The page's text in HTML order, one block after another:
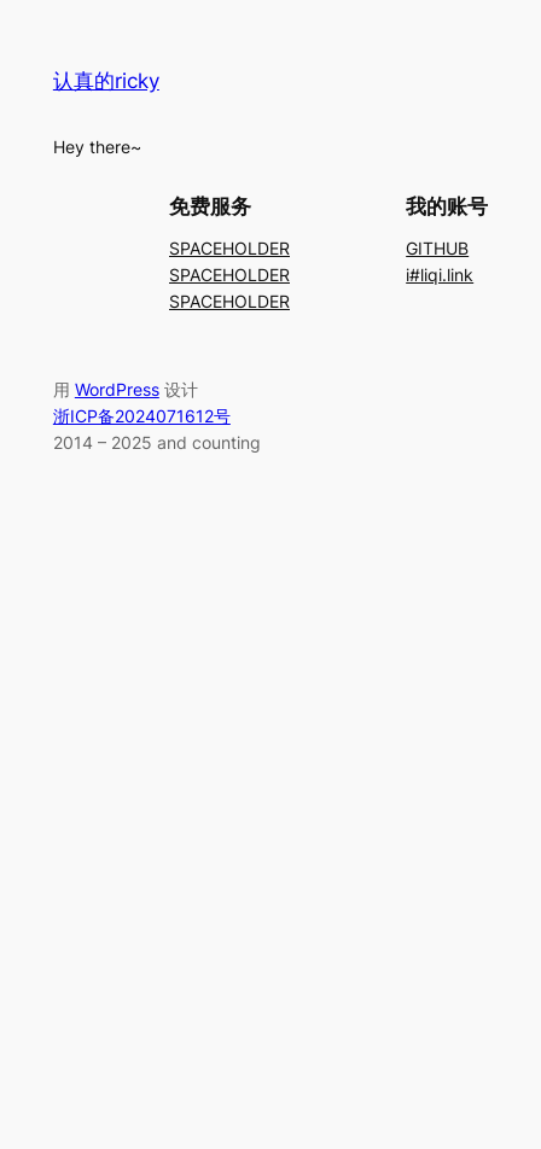
认真的ricky
Hey there~
免费服务
SPACEHOLDER
SPACEHOLDER
SPACEHOLDER
我的账号
GITHUB
i#liqi.link
用 WordPress设计
浙ICP备2024071612号
2014 – 2025 and counting